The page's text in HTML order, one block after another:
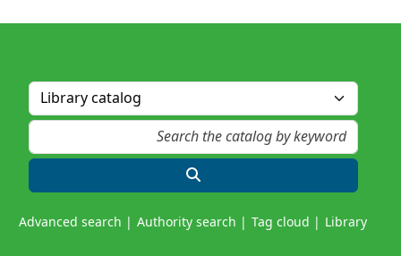
Advanced search Authority search Tag cloud Library